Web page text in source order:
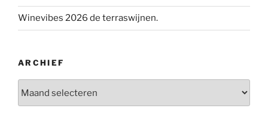
Winevibes 2026 de terraswijnen.
ARCHIEF